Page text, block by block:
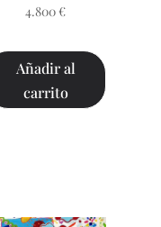
4.800 €
Añadir al
carrito